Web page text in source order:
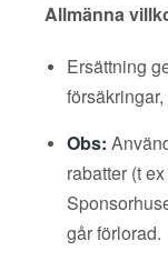
Allmänna
Ersättning
Obs:
rabatter (t
går förlorad.